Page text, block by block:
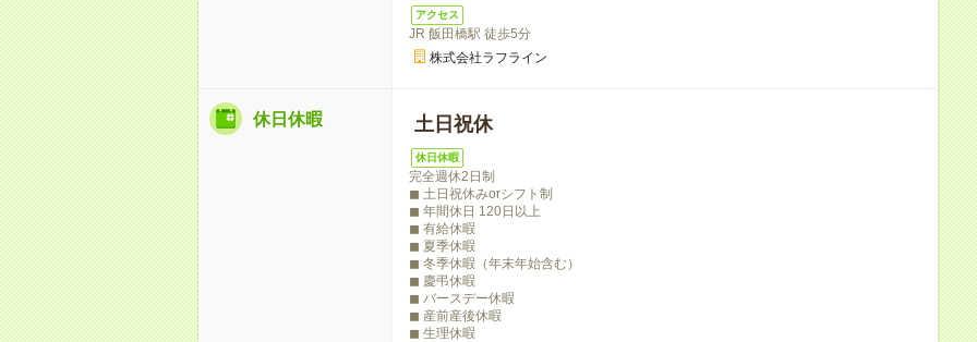
アクセス
JR 飯田橋駅 徒歩5分
株式会社ラフライン
休日休暇 土日祝休
休日休暇
完全週休2日制
◼︎ 土日祝休みorシフト制
◼︎ 年間休日 120日以上
◼︎ 有給休暇
◼︎ 夏季休暇
◼︎ 冬季休暇（年末年始含む）
◼︎ 慶弔休暇
◼︎ バースデー休暇
◼︎ 産前産後休暇
◼︎ 生理休暇